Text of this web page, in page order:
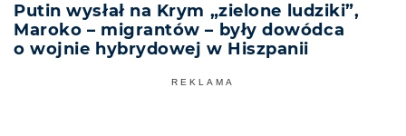
Putin wysłał na Krym „zielone ludziki”,
Maroko – migrantów – były dowódca
o wojnie hybrydowej w Hiszpanii
REKLAMA